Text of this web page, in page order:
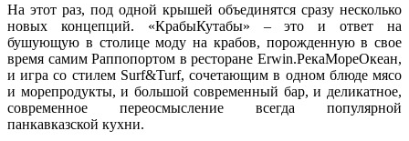
На этот раз, под одной крышей объединятся сразу несколько
новых концепций. «КрабыКутабы» – это и ответ на
бушующую в столице моду на крабов, порожденную в свое
время самим Раппопортом в ресторане Erwin.РекаМореОкеан,
и игра со стилем Surf&Turf, сочетающим в одном блюде мясо
и морепродукты, и большой современный бар, и деликатное,
современное переосмысление всегда популярной
панкавказской кухни.